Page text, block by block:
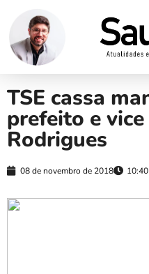
TSE cassa
prefeito e
Rodrigues
08 de novembro de 2018 10:40